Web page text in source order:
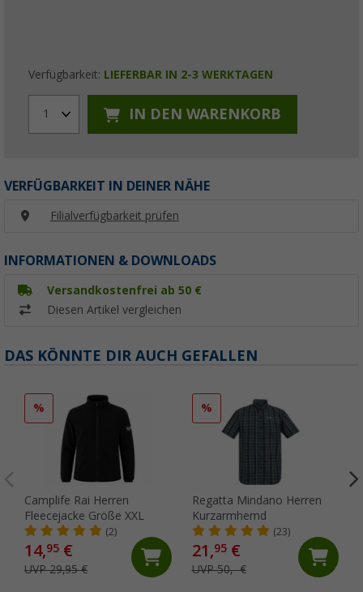
Verfügbarkeit: LIEFERBAR IN 2-3 WERKTAGEN
1 IN DEN WARENKORB
VERFÜGBARKEIT IN DEINER NÄHE
Filialverfügbarkeit prüfen
INFORMATIONEN & DOWNLOADS
Versandkostenfrei ab 50 €
Diesen Artikel vergleichen
DAS KÖNNTE DIR AUCH GEFALLEN
%
Camplife Rai Herren
Fleecejacke Größe XXL
(2)
14,95 €
UVP 29,95 €
%
Regatta Mindano Herren
Kurzarmhemd
(23)
21,95€
UVP 50,- €